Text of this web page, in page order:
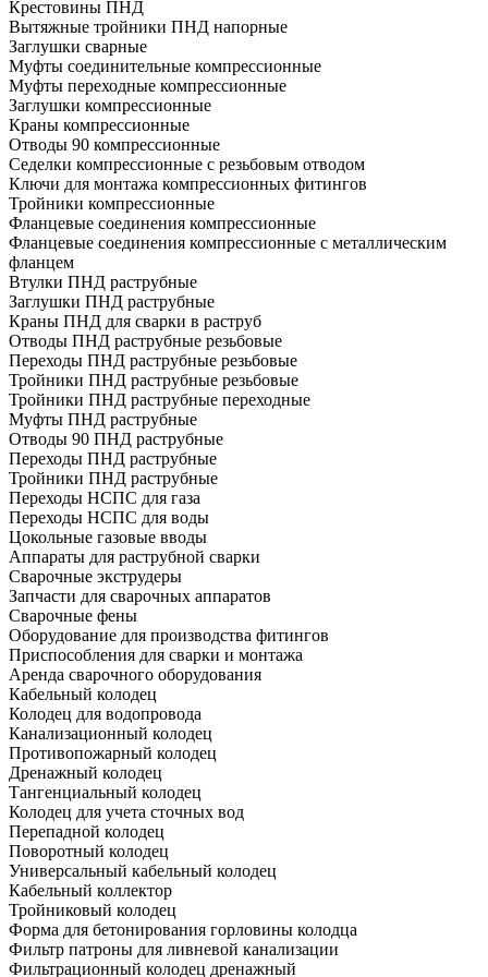
Крестовины ПНД
Вытяжные тройники ПНД напорные
Заглушки сварные
Муфты соединительные компрессионные
Муфты переходные компрессионные
Заглушки компрессионные
Краны компрессионные
Отводы 90 компрессионные
Седелки компрессионные с резьбовым отводом
Ключи для монтажа компрессионных фитингов
Тройники компрессионные
Фланцевые соединения компрессионные
Фланцевые соединения компрессионные с металлическим
фланцем
Втулки ПНД раструбные
Заглушки ПНД раструбные
Краны ПНД для сварки в раструб
Отводы ПНД раструбные резьбовые
Переходы ПНД раструбные резьбовые
Тройники ПНД раструбные резьбовые
Тройники ПНД раструбные переходные
Муфты ПНД раструбные
Отводы 90 ПНД раструбные
Переходы ПНД раструбные
Тройники ПНД раструбные
Переходы НСПС для газа
Переходы НСПС для воды
Цокольные газовые вводы
Аппараты для раструбной сварки
Сварочные экструдеры
Запчасти для сварочных аппаратов
Сварочные фены
Оборудование для производства фитингов
Приспособления для сварки и монтажа
Аренда сварочного оборудования
Кабельный колодец
Колодец для водопровода
Канализационный колодец
Противопожарный колодец
Дренажный колодец
Тангенциальный колодец
Колодец для учета сточных вод
Перепадной колодец
Поворотный колодец
Универсальный кабельный колодец
Кабельный коллектор
Тройниковый колодец
Форма для бетонирования горловины колодца
Фильтр патроны для ливневой канализации
Фильтрационный колодец дренажный